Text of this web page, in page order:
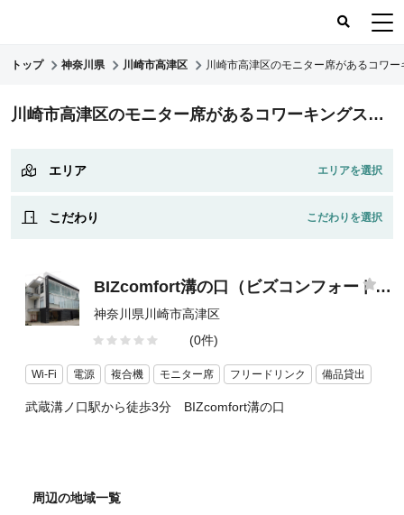
コワーキングスペース
コワーキングレポート
トップ 神奈川県 川崎市高津区 川崎市高津区のモニター席があるコワ
川崎市高津区のモニター席があるコワーキングスペース/シェアオフィス
エリア
こだわり
BIZcomfort溝の口（ビズコンフォート溝の口）
神奈川県川崎市高津区
(0件)
Wi-Fi 電源 複合機 モニター席 フリードリンク 備品貸出
武蔵溝ノ口駅から徒歩3分 BIZcomfort溝の口
周辺の地域一覧